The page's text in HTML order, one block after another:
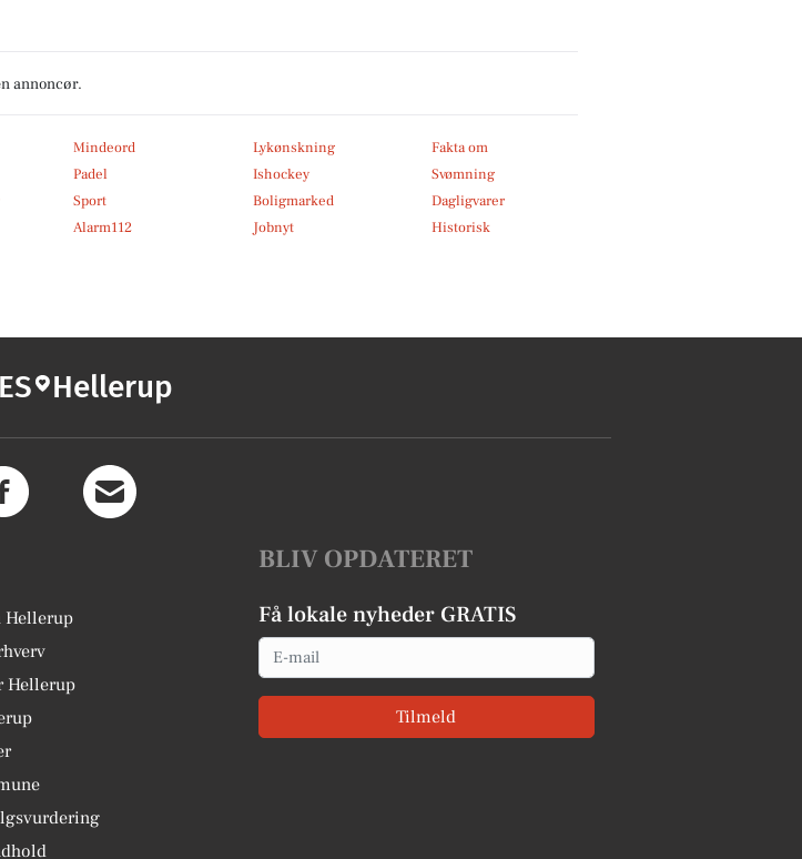
annoncør.
Mindeord Lykønskning
Fakta om
Padel Ishockey
Svømning
Sport Boligmarked
Dagligvarer
Alarm112 Jobnyt
Historisk
Hellerup
Hellerup
Hellerup
BLIV OPDATERET
Få lokale nyheder GRATIS
Email
Tilmeld